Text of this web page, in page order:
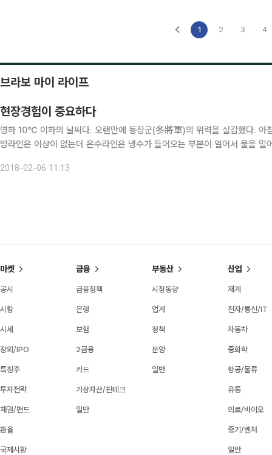
1 2 3 4
브라보 마이 라이프
현장경험이 중요하다
영하 10℃ 이하의 날씨다. 오랜만에 동장군(冬將軍)의 위력을 실감했다. 아
방라인은 이상이 없는데 온수라인은 냉수가 들어오는 부분이 얼어서 물을
2018-02-06 11:13
마켓
공시
시황
시세
장외/IPO
특징주
투자전략
채권/펀드
환율
국제시황
금융
금융정책
은행
보험
2금융
카드
가상자산/핀테크
일반
부동산
시장동향
업계
정책
분양
일반
산업
재계
전자/통신/IT
자동차
중화학
항공/물류
유통
의료/바이오
중기/벤처
일반